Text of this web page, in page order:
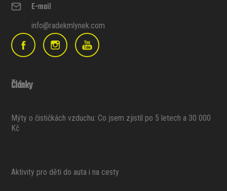
E-mail
info@radekmlynek.com
Články
Mýty o čističkách vzduchu: Co jsem zjistil po 5 letech a 30 000
Kč
Aktivity pro děti do auta i na cesty